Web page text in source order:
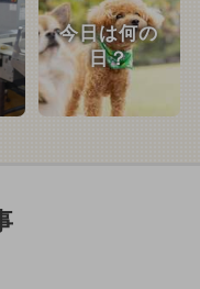
今日は何の
日？